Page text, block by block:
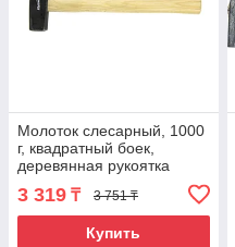
Молоток слесарный, 1000
г, квадратный боек,
деревянная рукоятка
3 319 ₸ 3 751 ₸
Купить